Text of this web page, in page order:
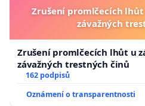
Zrušení promlčecích lhůt
závažných
Zrušení promlčecích lhůt u
závažných trestných činů
162 podpisů
Oznámení o transparentnosti